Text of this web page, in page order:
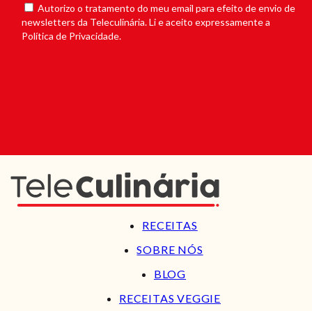
Autorizo o tratamento do meu email para efeito de envio de
newsletters da Teleculinária. Li e aceito expressamente a
Política de Privacidade.
RECEITAS
SOBRE NÓS
BLOG
RECEITAS VEGGIE